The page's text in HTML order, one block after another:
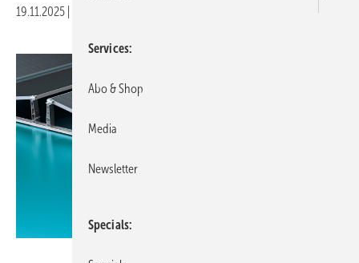
19.11.2025
Services
Abo & Shop
Media
Newsletter
Specials